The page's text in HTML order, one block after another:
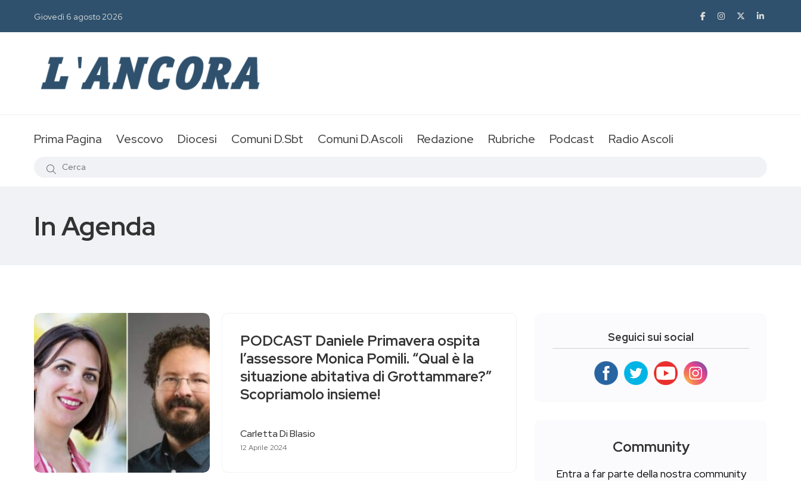
Giovedì 6 agosto 2026
Prima Pagina Vescovo Diocesi Comuni D.Sbt Comuni D.Ascoli Redazione Rubriche Podcast Radio Ascoli
In Agenda
PODCAST Daniele Primavera ospita
l’assessore Monica Pomili. “Qual è la
situazione abitativa di Grottammare?”
Scopriamolo insieme!
Carletta Di Blasio
12 Aprile 2024
Seguici sui social
Community
Entra a far parte della nostra community